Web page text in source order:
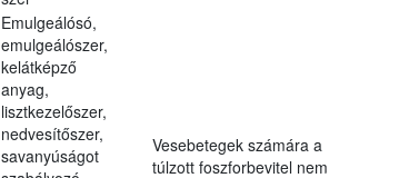
Emulgeálósó,
emulgeálószer,
kelátképző
anyag,
lisztkezelőszer,
nedvesítőszer,
savanyúságot
Vesebetegek számára a
túlzott foszforbevitel nem